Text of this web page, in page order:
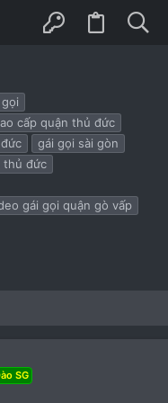
cấp quận thủ đức
gái gọi sài gòn
thủ đức
gái gọi quận gò vấp
SG